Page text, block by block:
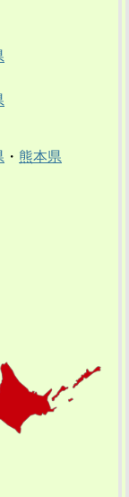
・ 熊本県